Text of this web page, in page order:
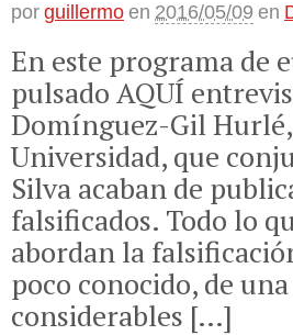
por guillermo en 2016/05/09 en
En este programa de
pulsado AQUÍ
Domínguez-Gil
Universidad, que
Silva acaban de
falsificados. Todo lo
abordan la
poco conocido, de
considerables […]